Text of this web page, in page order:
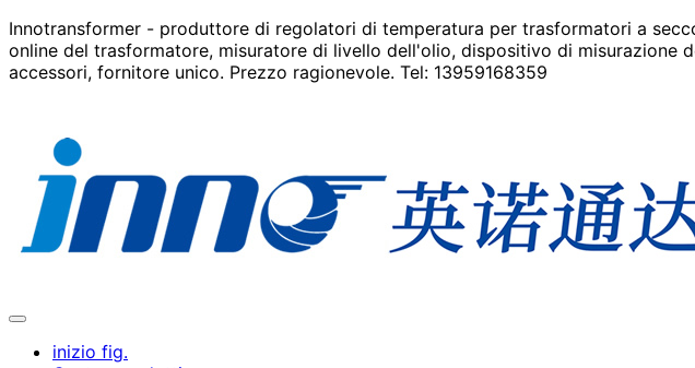
Innotransformer - produttore di regolatori di temperatura per trasformatori a
online del trasformatore, misuratore di livello dell'olio, dispositivo di
accessori, fornitore unico. Prezzo ragionevole. Tel: 13959168359
inizio fig.